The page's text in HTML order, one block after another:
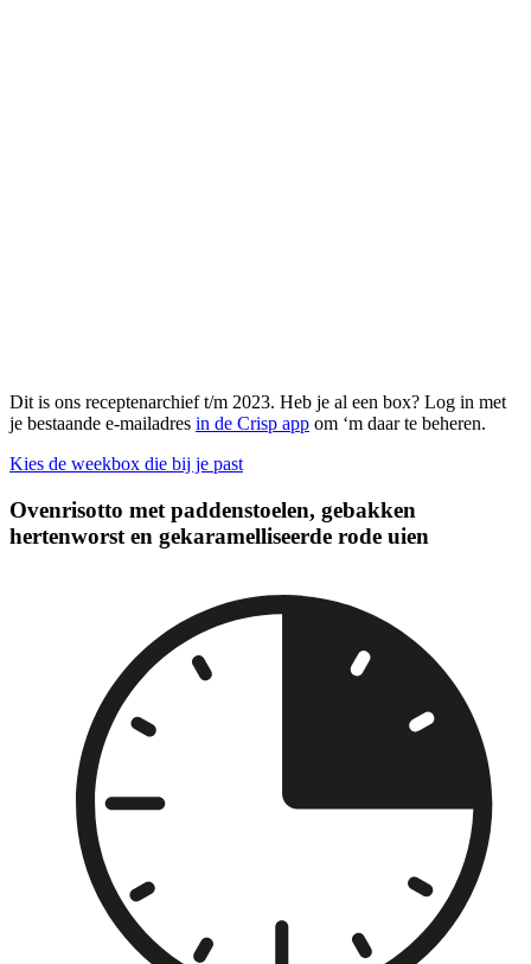
Dit is ons receptenarchief t/m 2023. Heb je al een box? Log in met
je bestaande e-mailadres in de Crisp app om ‘m daar te beheren.
Kies de weekbox die bij je past
Ovenrisotto met paddenstoelen, gebakken
hertenworst en gekaramelliseerde rode uien